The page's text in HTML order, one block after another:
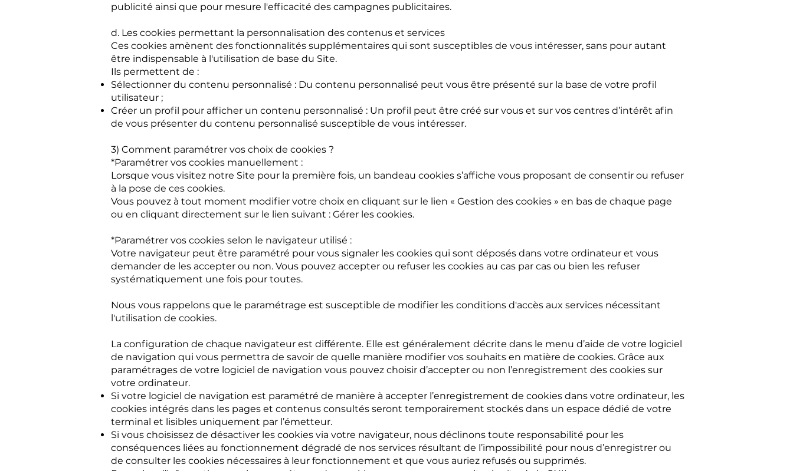
publicité ainsi que pour mesure l'efficacité des campagnes publicitaires.
d. Les cookies permettant la personnalisation des contenus et services
Ces cookies amènent des fonctionnalités supplémentaires qui sont susceptibles de vous intéresser, sans pour autant
être indispensable à l'utilisation de base du Site.
Ils permettent de :
Sélectionner du contenu personnalisé : Du contenu personnalisé peut vous être présenté sur la base de votre profil
utilisateur ;
Créer un profil pour afficher un contenu personnalisé : Un profil peut être créé sur vous et sur vos centres d’intérêt afin
de vous présenter du contenu personnalisé susceptible de vous intéresser.
3) Comment paramétrer vos choix de cookies ?
*Paramétrer vos cookies manuellement :
Lorsque vous visitez notre Site pour la première fois, un bandeau cookies s’affiche vous proposant de consentir ou refuser
à la pose de ces cookies.
Vous pouvez à tout moment modifier votre choix en cliquant sur le lien « Gestion des cookies » en bas de chaque page
ou en cliquant directement sur le lien suivant : Gérer les cookies.
*Paramétrer vos cookies selon le navigateur utilisé :
Votre navigateur peut être paramétré pour vous signaler les cookies qui sont déposés dans votre ordinateur et vous
demander de les accepter ou non. Vous pouvez accepter ou refuser les cookies au cas par cas ou bien les refuser
systématiquement une fois pour toutes.
Nous vous rappelons que le paramétrage est susceptible de modifier les conditions d'accès aux services nécessitant
l'utilisation de cookies.
La configuration de chaque navigateur est différente. Elle est généralement décrite dans le menu d’aide de votre logiciel
de navigation qui vous permettra de savoir de quelle manière modifier vos souhaits en matière de cookies. Grâce aux
paramétrages de votre logiciel de navigation vous pouvez choisir d’accepter ou non l’enregistrement des cookies sur
votre ordinateur.
Si votre logiciel de navigation est paramétré de manière à accepter l’enregistrement de cookies dans votre ordinateur, les
cookies intégrés dans les pages et contenus consultés seront temporairement stockés dans un espace dédié de votre
terminal et lisibles uniquement par l’émetteur.
Si vous choisissez de désactiver les cookies via votre navigateur, nous déclinons toute responsabilité pour les
conséquences liées au fonctionnement dégradé de nos services résultant de l’impossibilité pour nous d’enregistrer ou
de consulter les cookies nécessaires à leur fonctionnement et que vous auriez refusés ou supprimés.